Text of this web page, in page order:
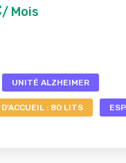
/ Mois
UNITÉ ALZHEIMER
D'ACCUEIL : 80 LITS